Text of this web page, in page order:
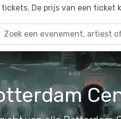
De prijs van een